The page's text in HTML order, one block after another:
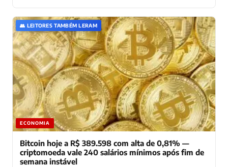
👥 LEITORES TAMBÉM LERAM
ECONOMIA
Bitcoin hoje a R$ 389.598 com alta de 0,81% —
criptomoeda vale 240 salários mínimos após fim de
semana instável